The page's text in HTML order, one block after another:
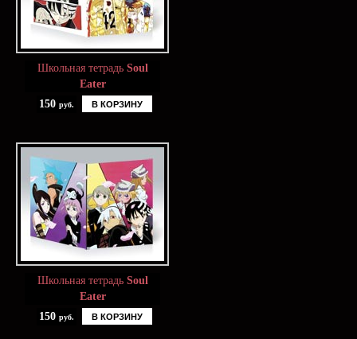
Школьная тетрадь Soul
Eater
150 руб. В КОРЗИНУ
Школьная тетрадь Soul
Eater
150 руб. В КОРЗИНУ